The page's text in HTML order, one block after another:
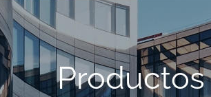
Productos